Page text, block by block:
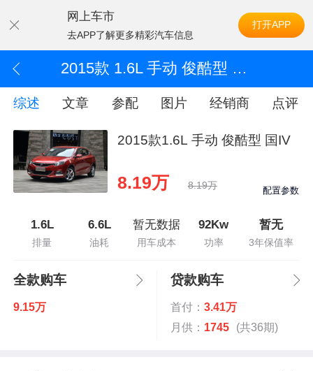
网上车市
去APP了解更多精彩汽车信息
打开APP
2015款 1.6L 手动 俊酷型 国IV
综述 文章 参配 图片 经销商 点评
2015款1.6L 手动 俊酷型 国IV
8.19万 8.19万 配置参数
1.6L
排量
6.6L
油耗
暂无数据
用车成本
92Kw
功率
暂无
3年保值率
全款购车
9.15万
贷款购车
首付： 3.41万
月供： 1745 (共36期)